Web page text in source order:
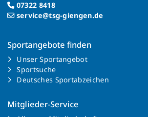
07322 8418
service@tsg-giengen.de
Sportangebote finden
Unser Sportangebot
Sportsuche
Deutsches Sportabzeichen
Mitglieder-Service